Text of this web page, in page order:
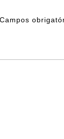
Campos